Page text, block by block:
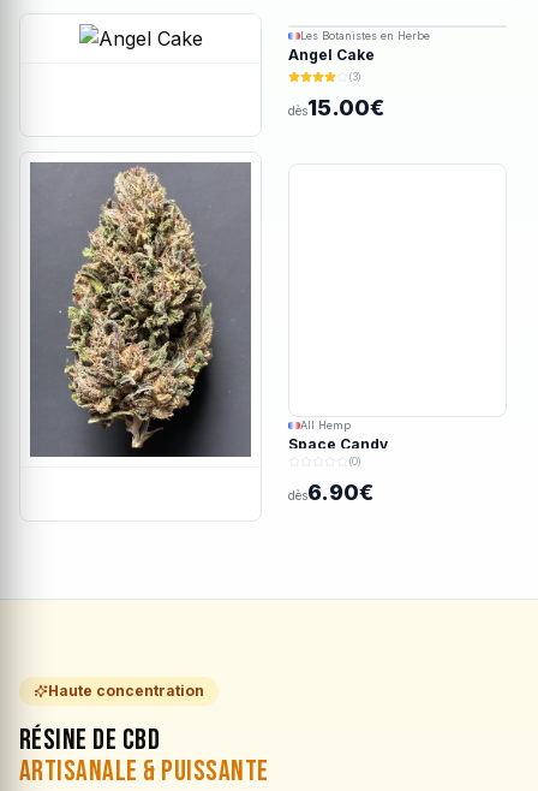
Ajout rapide
Les Botanistes en Herbe
Angel Cake
(3)
dès15.00€
All Hemp
Space Candy
(0)
dès6.90€
Haute concentration
Résine de CBD
Artisanale & Puissante